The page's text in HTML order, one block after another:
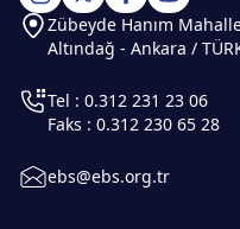
Zübeyde Hanım
Altındağ - Ankara /
Tel : 0.312 231 23 06
Faks : 0.312 230 65 28
ebs@ebs.org.tr